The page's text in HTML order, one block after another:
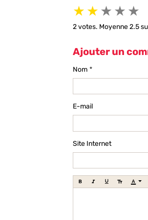
★ ★ ★ ★ ★
2votes. Moyenne2.5
Ajouter un
Nom
E-mail
Site Internet